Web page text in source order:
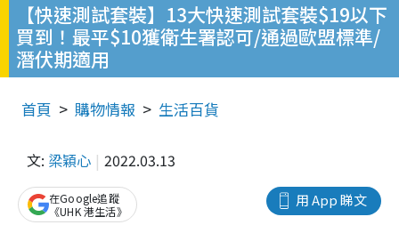
【快速測試套裝】13大快速測試套裝$19以下
買到！最平$10獲衛生署認可/通過歐盟標準/
潛伏期適用
首頁 購物情報 生活百貨
文: 梁穎心 2022.03.13
用 App 睇文
在Google追蹤
《UHK 港生活》